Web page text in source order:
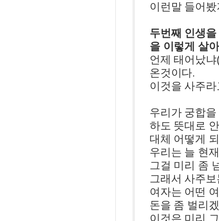
이런말 들어
두번째 인생
을 이렇게 살
언제 태어났
온것이다.
이것을 사주
우리가 궁합
하도 뜻대로
대체 어떻게
우리는 늘 현
그걸 미리 좀
그래서 사주
여자는 어떤
돈을 좀 벌리
이것은 미리